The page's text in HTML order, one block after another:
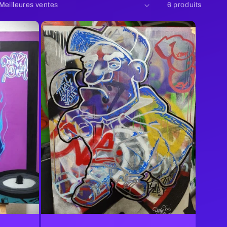
6 produits